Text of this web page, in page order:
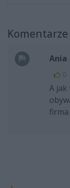
Komentarze
Ania
0
A jak
firma